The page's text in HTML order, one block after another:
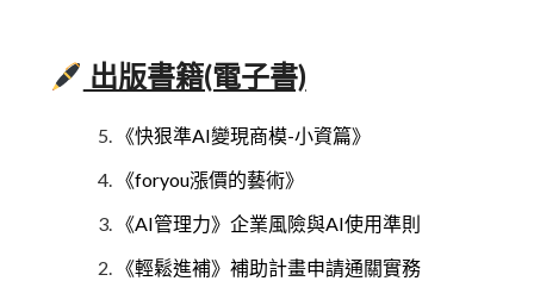
出版書籍(電子書)
《快狠準AI變現商模-小資篇》
《foryou漲價的藝術》
《AI管理力》企業風險與AI使用準則
《輕鬆進補》補助計畫申請通關實務